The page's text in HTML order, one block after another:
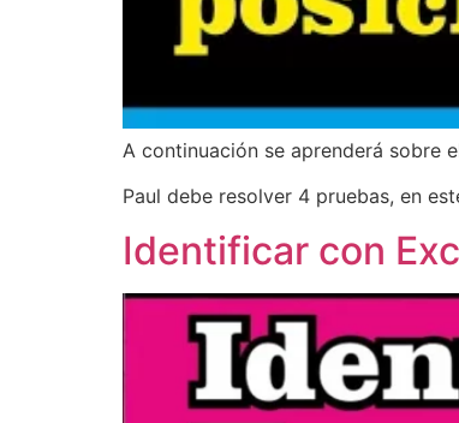
A continuación se aprenderá sobre
Paul debe resolver 4 pruebas, en
Identificar con